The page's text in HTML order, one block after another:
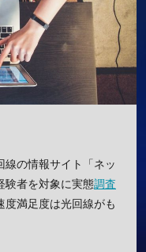
線の情報サイト「ネッ
験者を対象に実態調査
度満足度は光回線がも